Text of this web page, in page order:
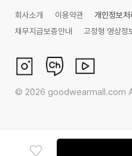
회사소개 이용약관
개인정보처
채무지급보증안내
고정형 영상정
© 2026 goodwearmall.com